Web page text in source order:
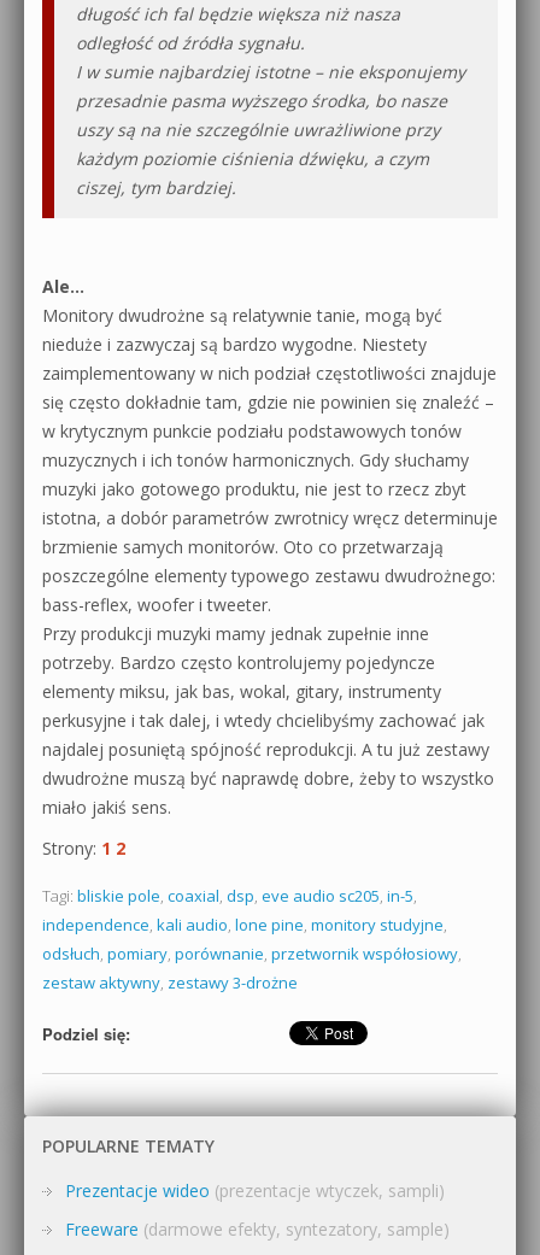
długość ich fal będzie większa niż nasza
odległość od źródła sygnału.
I w sumie najbardziej istotne – nie eksponujemy
przesadnie pasma wyższego środka, bo nasze
uszy są na nie szczególnie uwrażliwione przy
każdym poziomie ciśnienia dźwięku, a czym
ciszej, tym bardziej.
Ale…
Monitory dwudrożne są relatywnie tanie, mogą być
nieduże i zazwyczaj są bardzo wygodne. Niestety
zaimplementowany w nich podział częstotliwości znajduje
się często dokładnie tam, gdzie nie powinien się znaleźć –
w krytycznym punkcie podziału podstawowych tonów
muzycznych i ich tonów harmonicznych. Gdy słuchamy
muzyki jako gotowego produktu, nie jest to rzecz zbyt
istotna, a dobór parametrów zwrotnicy wręcz determinuje
brzmienie samych monitorów. Oto co przetwarzają
poszczególne elementy typowego zestawu dwudrożnego:
bass-reflex, woofer i tweeter.
Przy produkcji muzyki mamy jednak zupełnie inne
potrzeby. Bardzo często kontrolujemy pojedyncze
elementy miksu, jak bas, wokal, gitary, instrumenty
perkusyjne i tak dalej, i wtedy chcielibyśmy zachować jak
najdalej posuniętą spójność reprodukcji. A tu już zestawy
dwudrożne muszą być naprawdę dobre, żeby to wszystko
miało jakiś sens.
Strony: 1 2
Tagi: bliskie pole, coaxial, dsp, eve audio sc205, in-5,
independence, kali audio, lone pine, monitory studyjne,
odsłuch, pomiary, porównanie, przetwornik współosiowy,
zestaw aktywny, zestawy 3-drożne
Podziel się:
POPULARNE TEMATY
Prezentacje wideo (prezentacje wtyczek, sampli)
Freeware (darmowe efekty, syntezatory, sample)